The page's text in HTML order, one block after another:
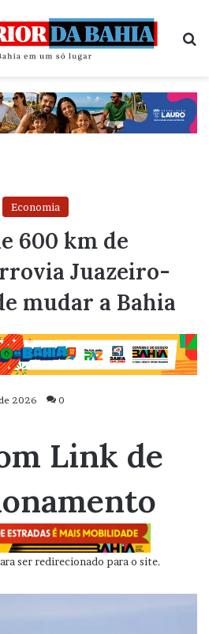
Economia
600 km de
Juazeiro-
mudar a Bahia
2026 0
Link de
ser redirecionado para o site.